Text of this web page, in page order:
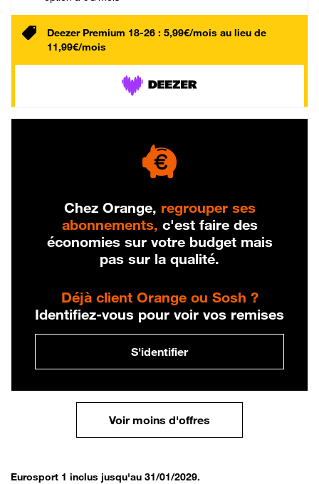
Deezer Premium 18-26 : 5,99€/mois au lieu de
11,99€/mois
Chez Orange, regrouper ses
abonnements, c'est faire des
économies sur votre budget mais
pas sur la qualité.
Déjà client Orange ou Sosh ?
Identifiez-vous pour voir vos remises
S'identifier
Voir moins d'offres
Eurosport 1 inclus jusqu'au 31/01/2029.